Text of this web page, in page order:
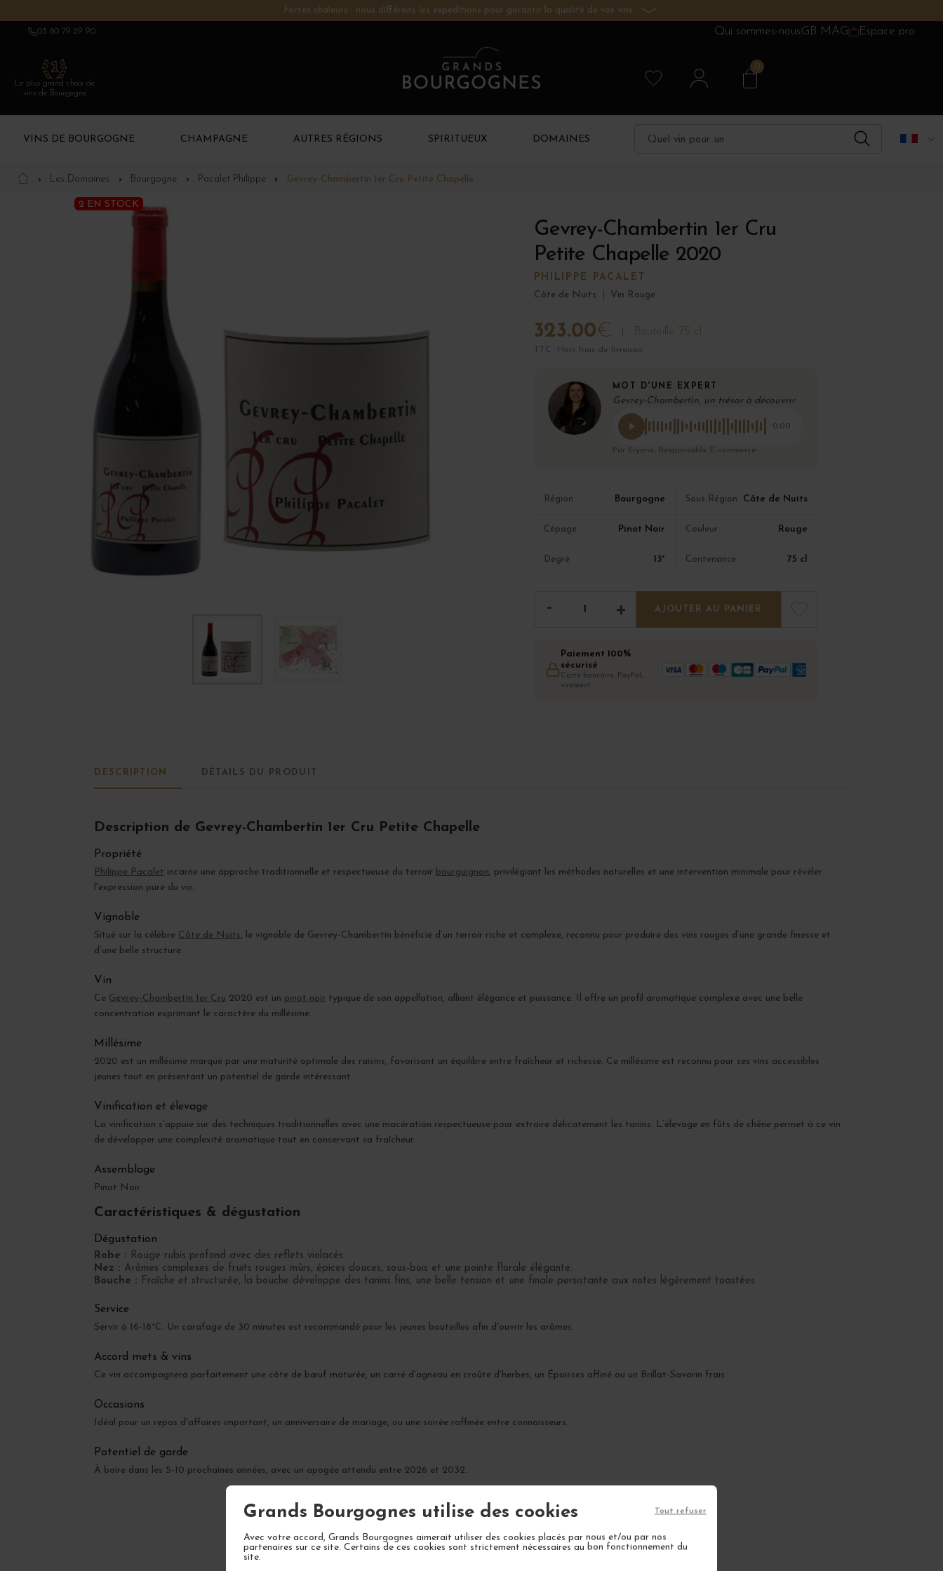
Grands Bourgognes utilise des cookies
Avec votre accord, Grands Bourgognes aimerait utiliser des cookies placés par nous et/ou par nos
partenaires sur ce site. Certains de ces cookies sont strictement nécessaires au bon fonctionnement du
site.
Tout refuser
Fortes chaleurs : nous différons les expéditions pour garantir la qualité de vos vins.
03 80 79 29 90 Qui sommes-nousGB MAG Espace pro
Le plus grand choix de
vins de Bourgogne
0
VINS DE BOURGOGNE CHAMPAGNE AUTRES RÉGIONS SPIRITUEUX DOMAINES
Les Domaines Bourgogne Pacalet Philippe Gevrey-Chambertin 1er Cru Petite Chapelle
2 EN STOCK
Gevrey-Chambertin 1er Cru
Petite Chapelle 2020
PHILIPPE PACALET
Côte de Nuits
Vin Rouge
323.00€ Bouteille 75 cl
TTC · Hors frais de livraison
MOT D'UNE EXPERT
Gevrey-Chambertin, un trésor à découvrir
0:00
Par Eryane, Responsable E-commerce
Région Bourgogne Sous Région Côte de Nuits
Cépage Pinot Noir Couleur Rouge
Degré 13° Contenance 75 cl
AJOUTER AU PANIER
Paiement 100%
sécurisé
Carte bancaire, PayPal,
virement
DESCRIPTION DÉTAILS DU PRODUIT
Description de Gevrey-Chambertin 1er Cru Petite Chapelle
Propriété
Philippe Pacalet incarne une approche traditionnelle et respectueuse du terroir bourguignon, privilégiant les méthodes naturelles et une intervention minimale pour révéler
l'expression pure du vin.
Vignoble
Situé sur la célèbre Côte de Nuits, le vignoble de Gevrey-Chambertin bénéficie d’un terroir riche et complexe, reconnu pour produire des vins rouges d’une grande finesse et
d’une belle structure.
Vin
Ce Gevrey-Chambertin 1er Cru 2020 est un pinot noir typique de son appellation, alliant élégance et puissance. Il offre un profil aromatique complexe avec une belle
concentration exprimant le caractère du millésime.
Millésime
2020 est un millésime marqué par une maturité optimale des raisins, favorisant un équilibre entre fraîcheur et richesse. Ce millésime est reconnu pour ses vins accessibles
jeunes tout en présentant un potentiel de garde intéressant.
Vinification et élevage
La vinification s’appuie sur des techniques traditionnelles avec une macération respectueuse pour extraire délicatement les tanins. L’élevage en fûts de chêne permet à ce vin
de développer une complexité aromatique tout en conservant sa fraîcheur.
Assemblage
Pinot Noir
Caractéristiques & dégustation
Dégustation
Robe : Rouge rubis profond avec des reflets violacés.
Nez : Arômes complexes de fruits rouges mûrs, épices douces, sous-bois et une pointe florale élégante.
Bouche : Fraîche et structurée, la bouche développe des tanins fins, une belle tension et une finale persistante aux notes légèrement toastées.
Service
Servir à 16-18°C. Un carafage de 30 minutes est recommandé pour les jeunes bouteilles afin d'ouvrir les arômes.
Accord mets & vins
Ce vin accompagnera parfaitement une côte de bœuf maturée, un carré d'agneau en croûte d'herbes, un Époisses affiné ou un Brillat-Savarin frais.
Occasions
Idéal pour un repas d'affaires important, un anniversaire de mariage, ou une soirée raffinée entre connaisseurs.
Potentiel de garde
À boire dans les 5-10 prochaines années, avec un apogée attendu entre 2026 et 2032.